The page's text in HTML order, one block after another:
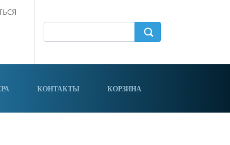
КОНТАКТЫ КОРЗИНА